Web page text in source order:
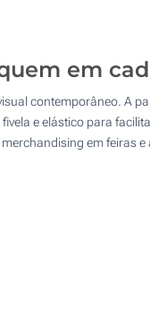
Atualizar
em
contemporâneo. A
e elástico para
em feiras e